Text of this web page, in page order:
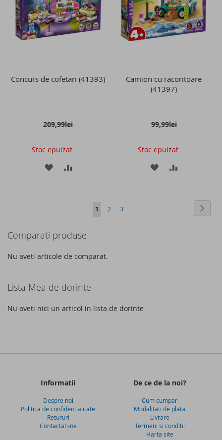
DE
DORINTE
DE
DORINTE
Concurs de cofetari (41393)
209,99lei
Stoc epuizat
ADAUGATI
DORINTE
ADAUGATI
Camion cu racoritoare
(41397)
99,99lei
Stoc epuizat
ADAUGATI
Pagina
in
cititi
1 Pagina
2 Pagina
3
Comparati produse
Nu aveti articole de comparat.
Lista Mea de dorinte
Nu aveti nici un articol in lista de dorinte
Informatii
Despre noi
Politica de confidentialitate
Retururi
Contactati-ne
De ce de la noi?
Cum cumpar
Modalitati de plata
Livrare
Termeni si conditii
Harta site